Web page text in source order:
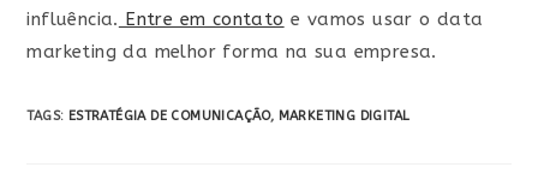
influência. Entre em contato e vamos usar o data
marketing da melhor forma na sua empresa.
TAGS: ESTRATÉGIA DE COMUNICAÇÃO, MARKETING DIGITAL